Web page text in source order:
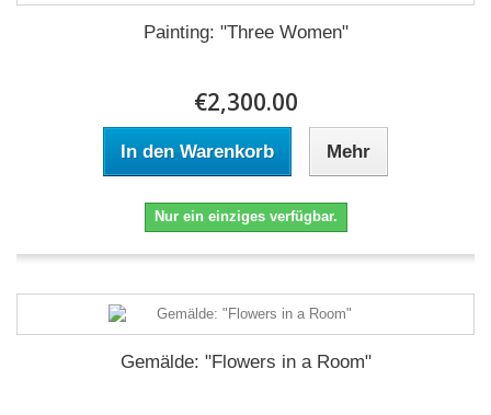
Painting: "Three Women"
€2,300.00
In den Warenkorb Mehr
Nur ein einziges verfügbar.
Gemälde: "Flowers in a Room"